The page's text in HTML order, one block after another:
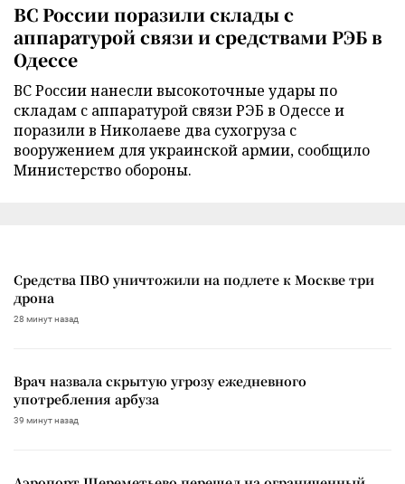
ВС России поразили склады с
аппаратурой связи и средствами РЭБ в
Одессе
ВС России нанесли высокоточные удары по
складам с аппаратурой связи РЭБ в Одессе и
поразили в Николаеве два сухогруза с
вооружением для украинской армии, сообщило
Министерство обороны.
Средства ПВО уничтожили на подлете к Москве три
дрона
28 минут назад
Врач назвала скрытую угрозу ежедневного
употребления арбуза
39 минут назад